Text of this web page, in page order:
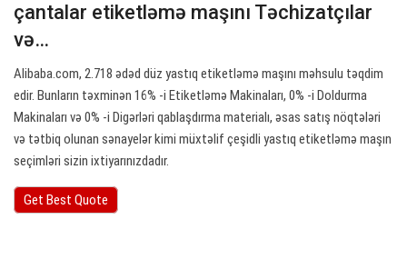
çantalar etiketləmə maşını Təchizatçılar
və…
Alibaba.com, 2.718 ədəd düz yastıq etiketləmə maşını məhsulu təqdim
edir. Bunların təxminən 16% -i Etiketləmə Makinaları, 0% -i Doldurma
Makinaları və 0% -i Digərləri qablaşdırma materialı, əsas satış nöqtələri
və tətbiq olunan sənayelər kimi müxtəlif çeşidli yastıq etiketləmə maşın
seçimləri sizin ixtiyarınızdadır.
Get Best Quote